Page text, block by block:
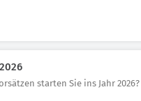
starten Sie ins Jahr 2026?